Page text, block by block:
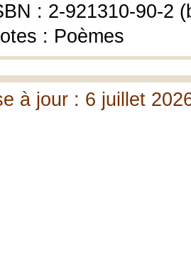
: 2-921310-90-2
: Poèmes
à jour : 6 juillet